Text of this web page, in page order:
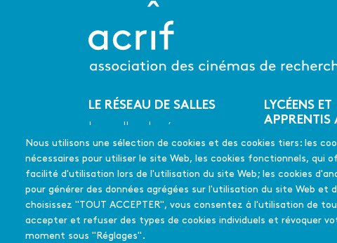
Nous utilisons une sélection de cookies et des cookies tiers: les
nécessaires pour utiliser le site Web, les cookies fonctionnels, qui
facilité d'utilisation lors de l'utilisation du site Web; les cookies
pour générer des données agrégées sur l'utilisation du site Web et
choisissez "TOUT ACCEPTER", vous consentez à l'utilisation de
accepter et refuser des types de cookies individuels et révoquer
moment sous "Réglages".
Menu
pied
de
page
LE RÉSEAU DE SALLES
Les salles du réseau
Les coups de coeur
Les films soutenus
LYCÉENS ET
APPRENTIS
En quelques
Mode
FAQ
Édition